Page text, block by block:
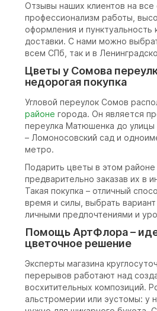
Отзывы наших клиентов на
профессионализм работы,
оформления и пунктуальность
доставки. С нами можно
всем СПб, так и в
Цветы у Сомова
недорогая покупка
Угловой переулок Сомов
районе города. Он является
переулка Матюшенка до
– Ломоносовский сад и
метро.
Подарить цветы в этом
предварительно заказав их в
Такая покупка – отличный
время и силы, выбрать
личными предпочтениями и
Помощь АртФлора –
цветочное решение
Эксперты магазина
перерывов работают над
восхитительных композиций.
альстромерии или эустомы: у